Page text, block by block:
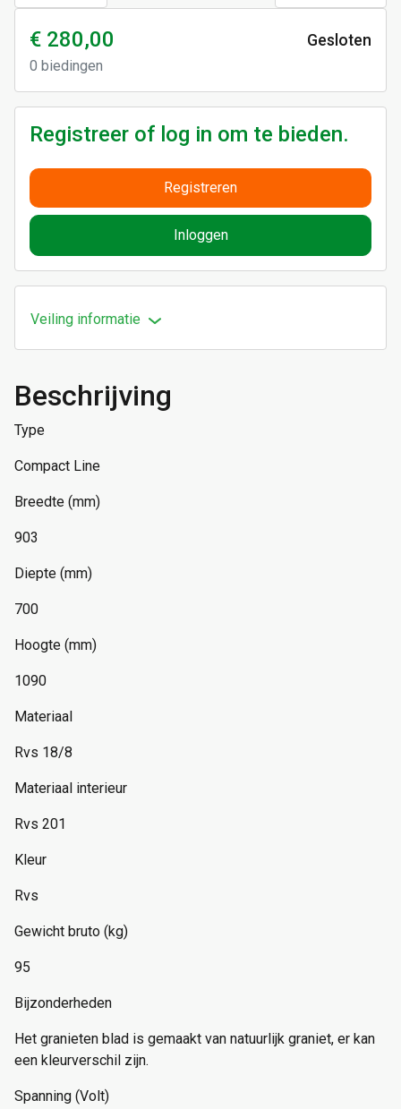
€ 280,00
0 biedingen
Gesloten
Registreer of log in om te bieden.
Registreren
Inloggen
Veiling informatie
Beschrijving
Type
Compact Line
Breedte (mm)
903
Diepte (mm)
700
Hoogte (mm)
1090
Materiaal
Rvs 18/8
Materiaal interieur
Rvs 201
Kleur
Rvs
Gewicht bruto (kg)
95
Bijzonderheden
Het granieten blad is gemaakt van natuurlijk graniet, er kan
een kleurverschil zijn.
Spanning (Volt)